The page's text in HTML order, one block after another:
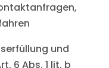
und
6 Abs. 1 lit. b